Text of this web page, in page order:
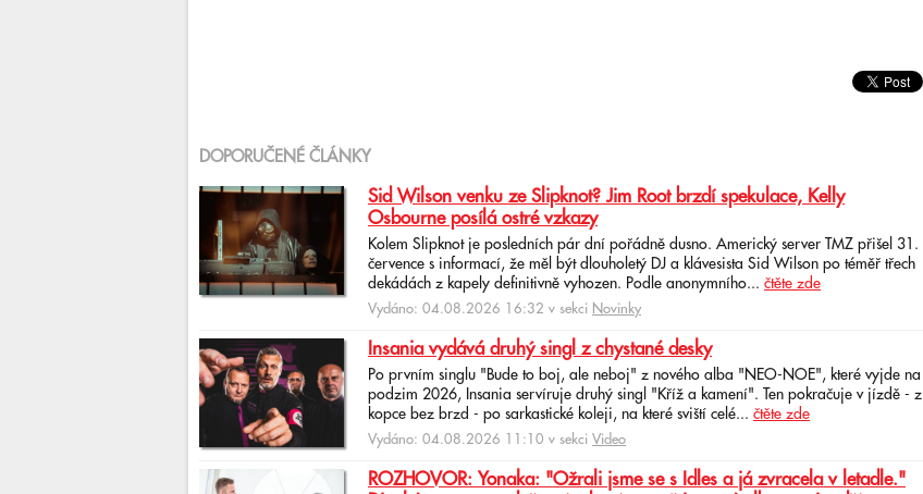
DOPORUČENÉ ČLÁNKY
Sid Wilson venku ze Slipknot? Jim Root brzdí spekulace, Kelly
Osbourne posílá ostré vzkazy
Kolem Slipknot je posledních pár dní pořádně dusno. Americký server TMZ přišel 31.
července s informací, že měl být dlouholetý DJ a klávesista Sid Wilson po téměř třech
dekádách z kapely definitivně vyhozen. Podle anonymního... čtěte zde
Vydáno: 04.08.2026 16:32 v sekci Novinky
Insania vydává druhý singl z chystané desky
Po prvním singlu "Bude to boj, ale neboj" z nového alba "NEO-NOE", které vyjde na
podzim 2026, Insania servíruje druhý singl "Kříž a kamení". Ten pokračuje v jízdě - z
kopce bez brzd - po sarkastické koleji, na které sviští celé... čtěte zde
Vydáno: 04.08.2026 11:10 v sekci Video
ROZHOVOR: Yonaka: "Ožrali jsme se s Idles a já zvracela v letadle."